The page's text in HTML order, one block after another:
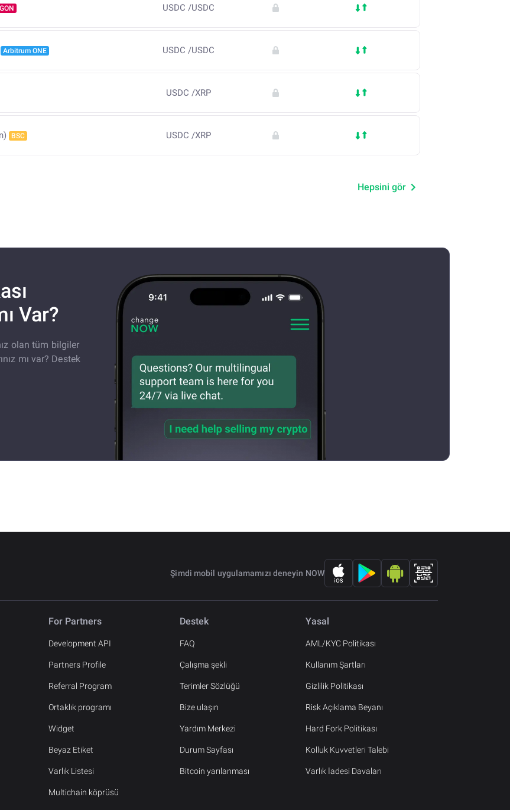
USDC /USDC
Arbitrum ONE USDC /USDC
USDC /XRP
BSC USDC /XRP
Hepsini gör
Var?
olan tüm bilgiler
mı var? Destek
Şimdi mobil uygulamamızı deneyin NOW
For Partners
Development API
Partners Profile
Referral Program
Ortaklık programı
Widget
Beyaz Etiket
Varlık Listesi
Multichain köprüsü
Destek
FAQ
Çalışma şekli
Terimler Sözlüğü
Bize ulaşın
Yardım Merkezi
Durum Sayfası
Bitcoin yarılanması
Yasal
AML/KYC Politikası
Kullanım Şartları
Gizlilik Politikası
Risk Açıklama Beyanı
Hard Fork Politikası
Kolluk Kuvvetleri Talebi
Varlık İadesi Davaları